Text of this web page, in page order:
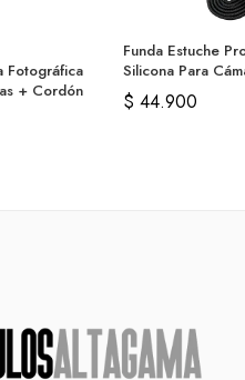
Fotográfica
+ Cordón
Funda Estuche
Silicona Para
X5
$ 44.900